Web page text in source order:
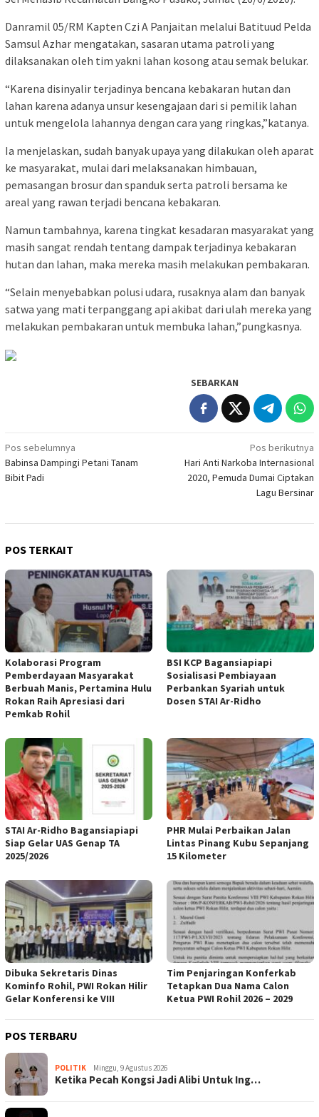
Danramil 05/RM Kapten Czi A Panjaitan melalui Batituud Pelda
Samsul Azhar mengatakan, sasaran utama patroli yang
dilaksanakan oleh tim yakni lahan kosong atau semak belukar.
“Karena disinyalir terjadinya bencana kebakaran hutan dan
lahan karena adanya unsur kesengajaan dari si pemilik lahan
untuk mengelola lahannya dengan cara yang ringkas,”katanya.
Ia menjelaskan, sudah banyak upaya yang dilakukan oleh aparat
ke masyarakat, mulai dari melaksanakan himbauan,
pemasangan brosur dan spanduk serta patroli bersama ke
areal yang rawan terjadi bencana kebakaran.
Namun tambahnya, karena tingkat kesadaran masyarakat yang
masih sangat rendah tentang dampak terjadinya kebakaran
hutan dan lahan, maka mereka masih melakukan pembakaran.
“Selain menyebabkan polusi udara, rusaknya alam dan banyak
satwa yang mati terpanggang api akibat dari ulah mereka yang
melakukan pembakaran untuk membuka lahan,”pungkasnya.
SEBARKAN
Navigasi
pos
Pos sebelumnya
Babinsa Dampingi Petani Tanam
Bibit Padi
Pos berikutnya
Hari Anti Narkoba Internasional
2020, Pemuda Dumai Ciptakan
Lagu Bersinar
POS TERKAIT
Kolaborasi Program
Pemberdayaan Masyarakat
Berbuah Manis, Pertamina Hulu
Rokan Raih Apresiasi dari
Pemkab Rohil
BSI KCP Bagansiapiapi
Sosialisasi Pembiayaan
Perbankan Syariah untuk
Dosen STAI Ar-Ridho
STAI Ar-Ridho Bagansiapiapi
Siap Gelar UAS Genap TA
2025/2026
PHR Mulai Perbaikan Jalan
Lintas Pinang Kubu Sepanjang
15 Kilometer
Dibuka Sekretaris Dinas
Kominfo Rohil, PWI Rokan Hilir
Gelar Konferensi ke VIII
Tim Penjaringan Konferkab
Tetapkan Dua Nama Calon
Ketua PWI Rohil 2026 – 2029
POS TERBARU
POLITIK Minggu, 9 Agustus 2026
Ketika Pecah Kongsi Jadi Alibi Untuk Ing…